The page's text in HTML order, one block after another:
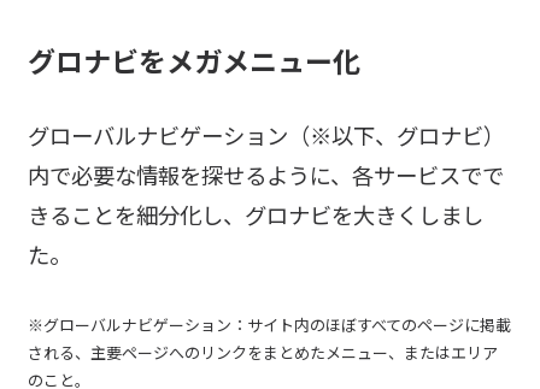
グロナビをメガメニュー化
グローバルナビゲーション（※以下、グロナビ）
内で必要な情報を探せるように、各サービスでで
きることを細分化し、グロナビを大きくしまし
た。
※グローバルナビゲーション：サイト内のほぼすべてのページに掲載
される、主要ページへのリンクをまとめたメニュー、またはエリア
のこと。